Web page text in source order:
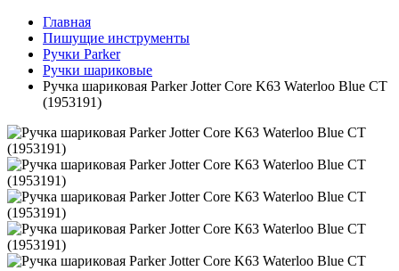
Главная
Пишущие инструменты
Ручки Parker
Ручки шариковые
Ручка шариковая Parker Jotter Core K63 Waterloo Blue CT
(1953191)